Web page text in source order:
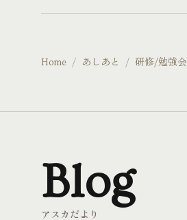
Home あしあと 研修/勉強会
アスカだより
Blog